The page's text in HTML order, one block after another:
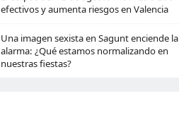
efectivos y aumenta riesgos en Valencia
Una imagen sexista en Sagunt enciende la
alarma: ¿Qué estamos normalizando en
nuestras fiestas?